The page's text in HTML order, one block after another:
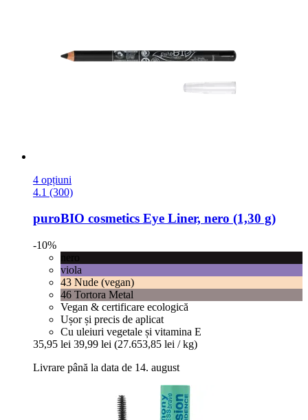
4 opțiuni
4.1 (300)
puroBIO cosmetics Eye Liner, nero (1,30 g)
-10%
nero
viola
43 Nude (vegan)
46 Tortora Metal
Vegan & certificare ecologică
Ușor și precis de aplicat
Cu uleiuri vegetale și vitamina E
35,95 lei 39,99 lei (27.653,85 lei / kg)
Livrare până la data de 14. august